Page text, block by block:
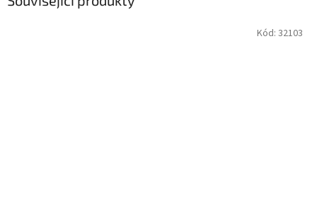
Kód: 32103